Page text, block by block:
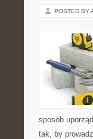
POSTED BY
sposób
tak, by